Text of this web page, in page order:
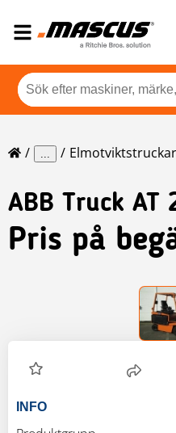
... Elmotviktstruckar
ABB Truck AT
Pris på
INFO